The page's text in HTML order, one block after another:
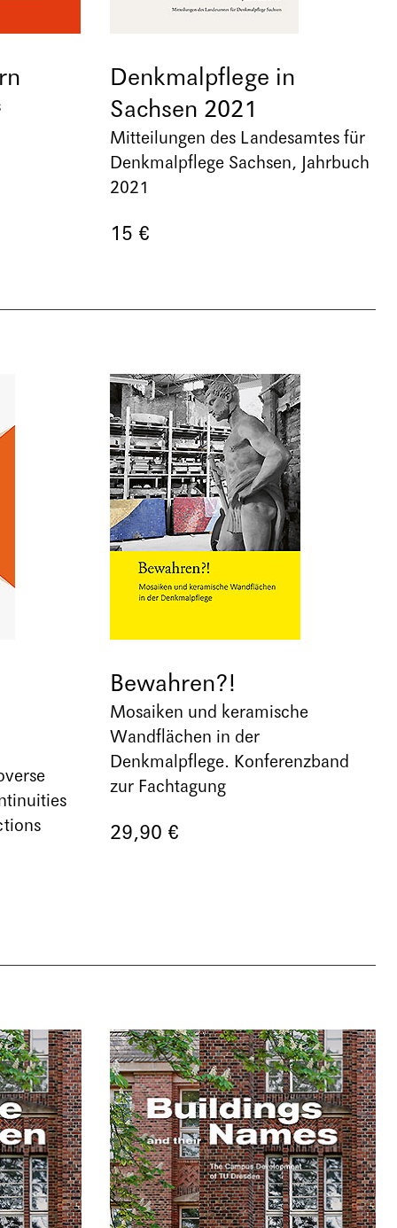
Denkmalpflege in
Sachsen 2021
Mitteilungen des Landesamtes für
Denkmalpflege Sachsen, Jahrbuch
2021
15 €
Bewahren?!
Mosaiken und keramische
Wandflächen in der
Denkmalpflege. Konferenzband
zur Fachtagung
29,90 €